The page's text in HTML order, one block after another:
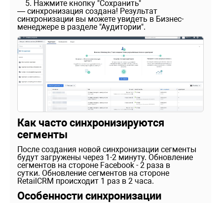
5. Нажмите кнопку "Сохранить"
— синхронизация создана! Результат
синхронизации вы можете увидеть в Бизнес-
менеджере в разделе "Аудитории".
Как часто синхронизируются
сегменты
После создания новой синхронизации сегменты
будут загружены через 1-2 минуту. Обновление
сегментов на стороне Facebook - 2 раза в
сутки. Обновление сегментов на стороне
RetailCRM происходит 1 раз в 2 часа.
Особенности синхронизации